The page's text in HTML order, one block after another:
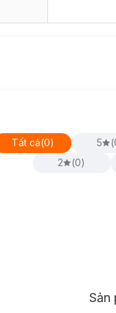
Tất cả(0) 5 (
2
(0)
Sản